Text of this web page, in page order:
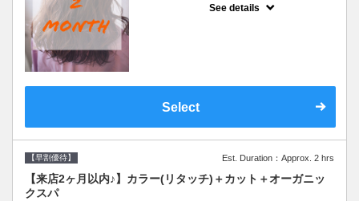
See details
Select
【早割優待】 Est. Duration：Approx. 2 hrs
【来店2ヶ月以内♪】カラー(リタッチ)＋カット＋オーガニッ
クスパ